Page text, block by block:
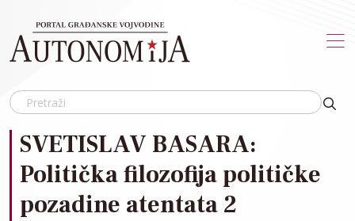
SVETISLAV BASARA:
Politička filozofija političke
pozadine atentata 2